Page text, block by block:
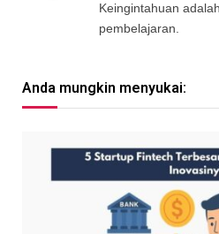
Keingintahuan
pembelajaran.
Anda mungkin menyukai: